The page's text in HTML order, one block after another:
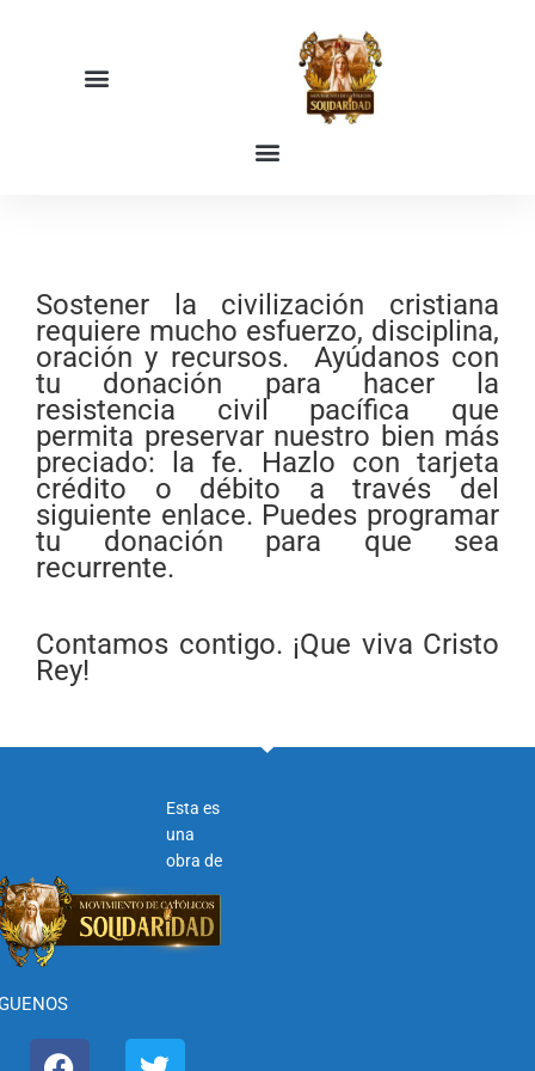
Sostener la civilización cristiana
requiere mucho esfuerzo, disciplina,
oración y recursos. Ayúdanos con
tu donación para hacer la
resistencia civil pacífica que
permita preservar nuestro bien más
preciado: la fe. Hazlo con tarjeta
crédito o débito a través del
siguiente enlace. Puedes programar
tu donación para que sea
recurrente.
Contamos contigo. ¡Que viva Cristo
Rey!
Esta es
una
obra de
F
T
I
Y